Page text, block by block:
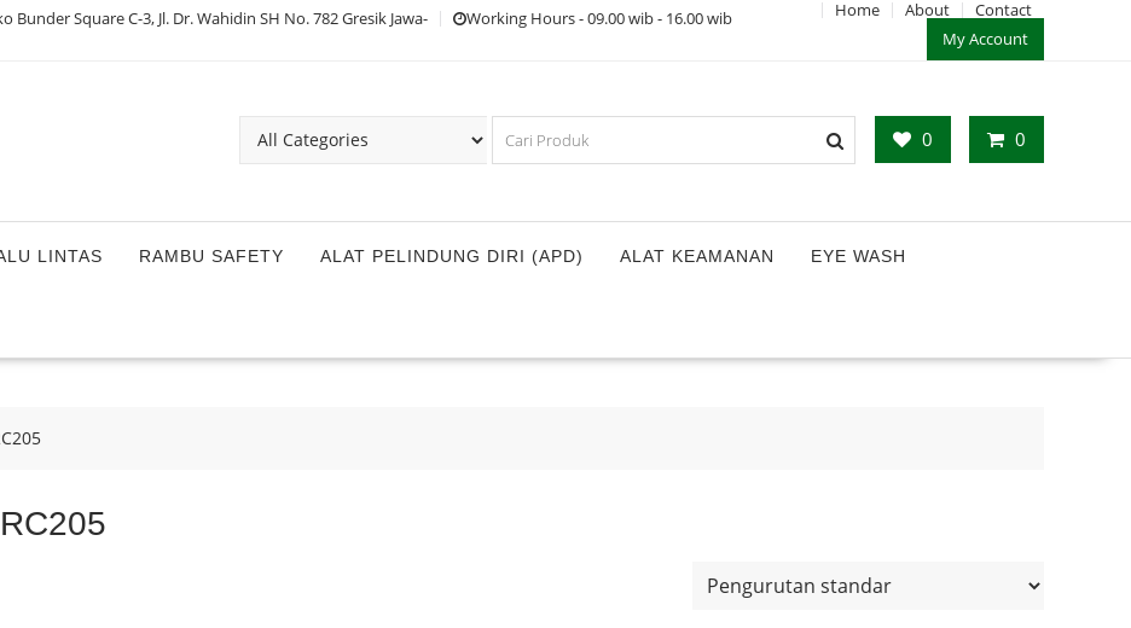
Bunder Square C-3, Jl. Dr. Wahidin SH No. 782 Gresik Jawa- Working Hours - 09.00 wib - 16.00 wib Home About
Contact
My Account
0 0
LINTAS RAMBU SAFETY ALAT PELINDUNG DIRI (APD) ALAT KEAMANAN EYE WASH